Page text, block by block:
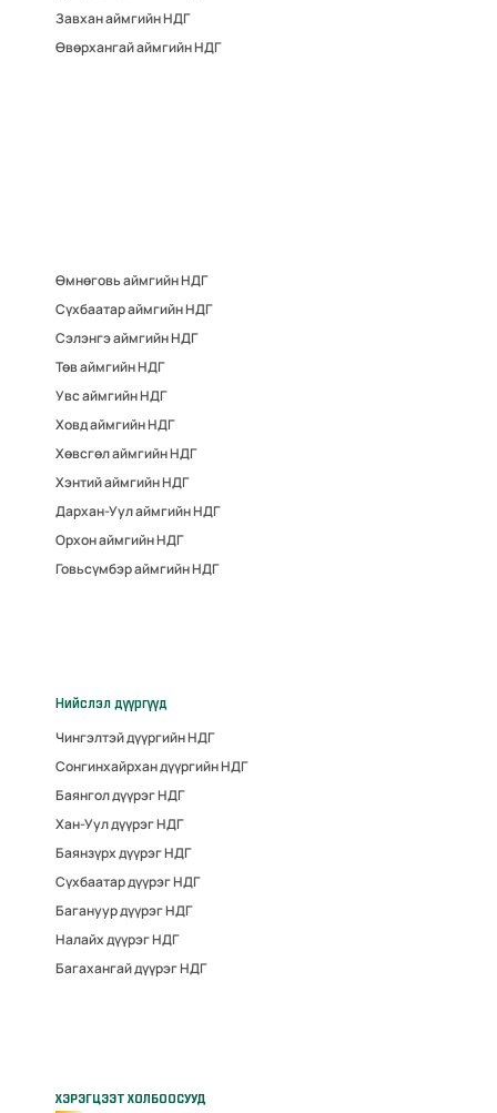
Завхан аймгийн НДГ
Өвөрхангай аймгийн НДГ
Өмнөговь аймгийн НДГ
Сүхбаатар аймгийн НДГ
Сэлэнгэ аймгийн НДГ
Төв аймгийн НДГ
Увс аймгийн НДГ
Ховд аймгийн НДГ
Хөвсгөл аймгийн НДГ
Хэнтий аймгийн НДГ
Дархан-Уул аймгийн НДГ
Орхон аймгийн НДГ
Говьсүмбэр аймгийн НДГ
Нийслэл дүүргүүд
Чингэлтэй дүүргийн НДГ
Сонгинхайрхан дүүргийн НДГ
Баянгол дүүрэг НДГ
Хан-Уул дүүрэг НДГ
Баянзүрх дүүрэг НДГ
Сүхбаатар дүүрэг НДГ
Багануур дүүрэг НДГ
Налайх дүүрэг НДГ
Багахангай дүүрэг НДГ
ХЭРЭГЦЭЭТ ХОЛБООСУУД